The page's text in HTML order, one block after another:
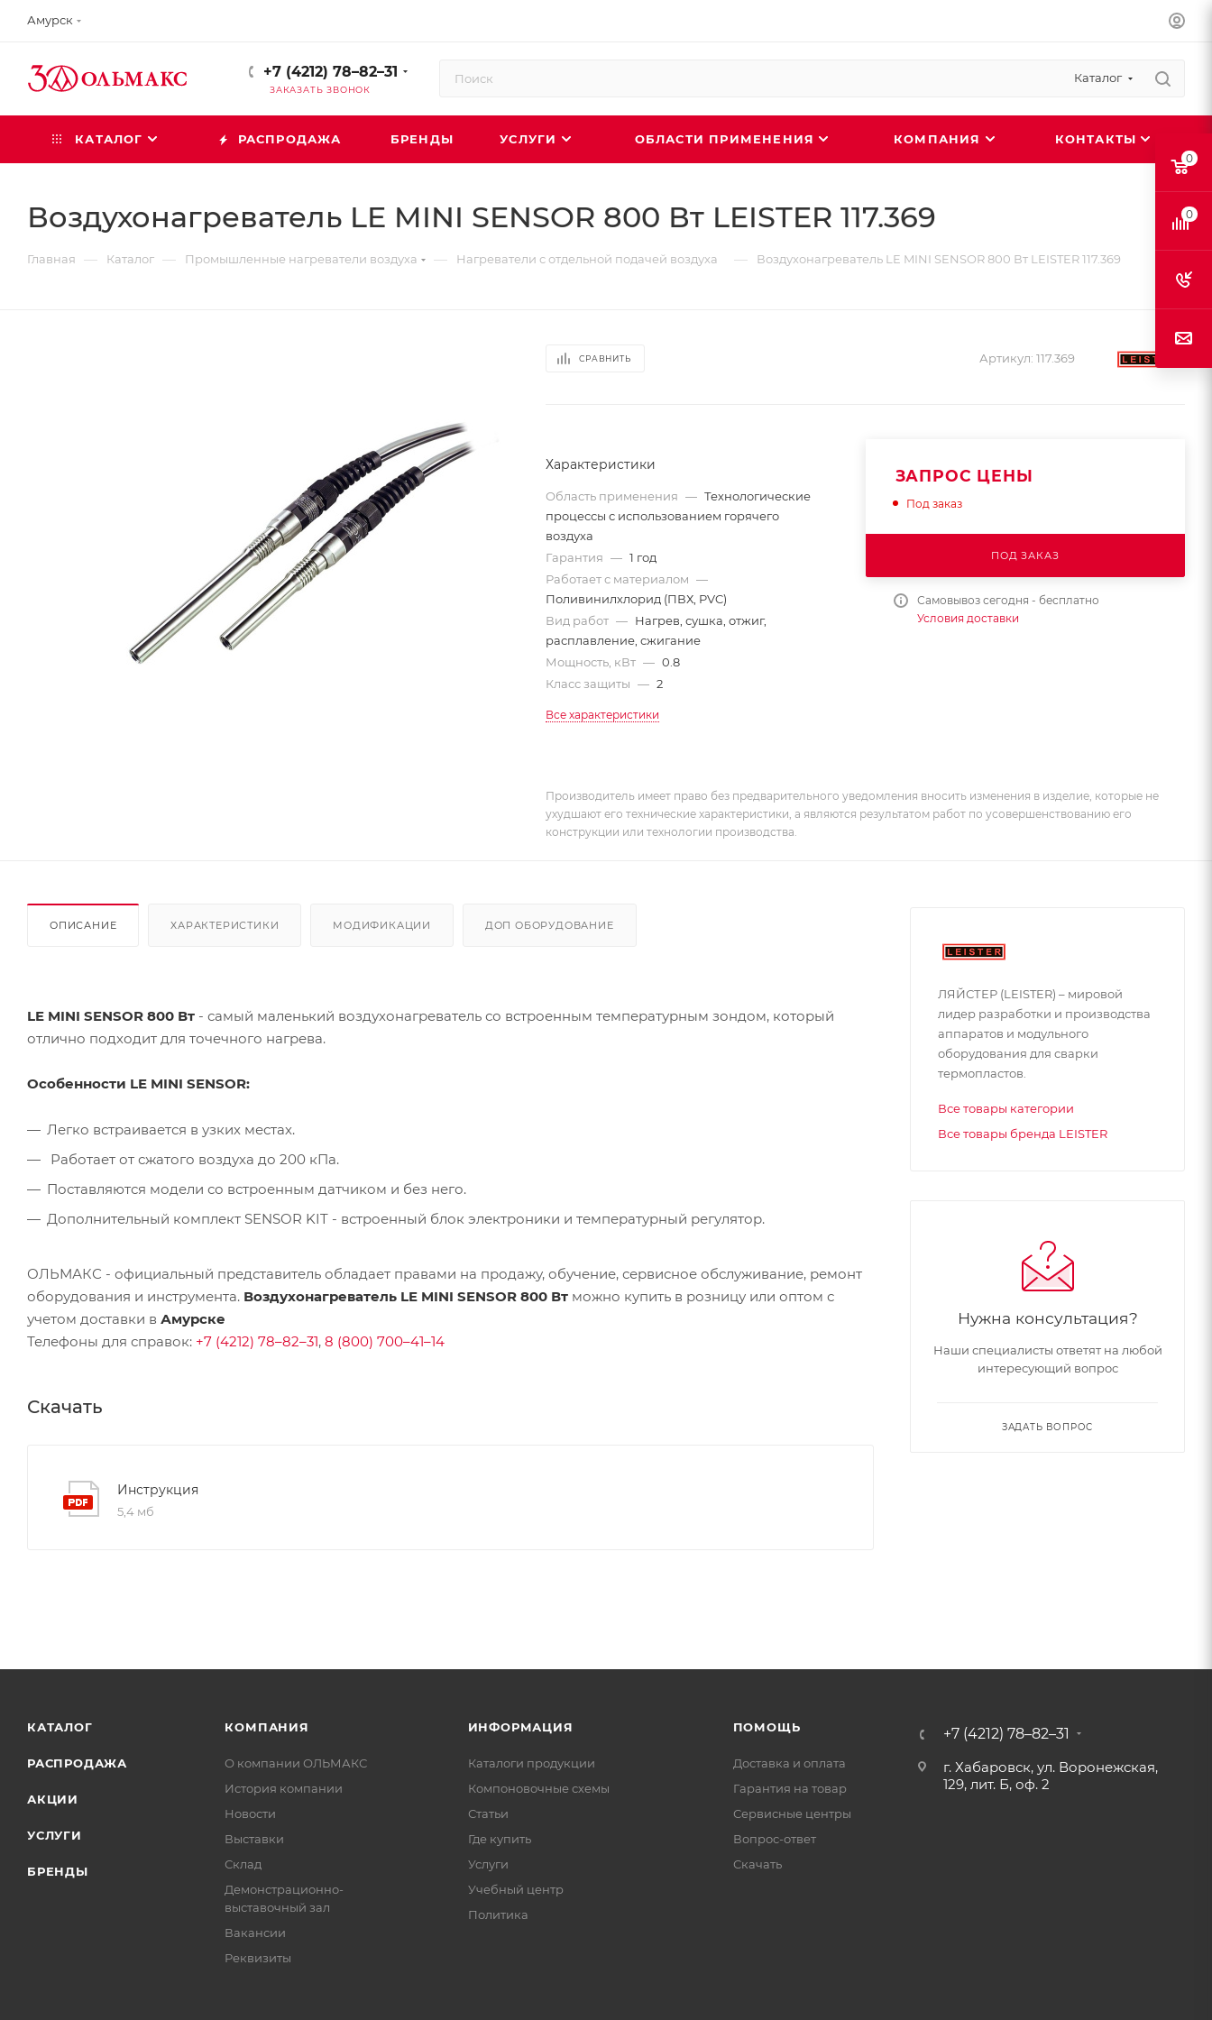
Амурск
+7 (4212) 78–82–31
ЗАКАЗАТЬ ЗВОНОК
Каталог
КАТАЛОГ РАСПРОДАЖА БРЕНДЫ УСЛУГИ ОБЛАСТИ ПРИМЕНЕНИЯ КОМПАНИЯ КОНТАКТЫ
Воздухонагреватель LE MINI SENSOR 800 Вт LEISTER 117.369
Главная — Каталог — Промышленные нагреватели воздуха — Нагреватели с отдельной подачей воздуха — Воздухонагреватель LE MINI SENSOR 800 Вт LEISTER 117.369
СРАВНИТЬ Артикул: 117.369
Характеристики
Область применения — Технологические
процессы с использованием горячего
воздуха
Гарантия — 1 год
Работает с материалом —
Поливинилхлорид (ПВХ, PVC)
Вид работ — Нагрев, сушка, отжиг,
расплавление, сжигание
Мощность, кВт — 0.8
Класс защиты — 2
Все характеристики
ЗАПРОС ЦЕНЫ
Под заказ
ПОД ЗАКАЗ
Самовывоз сегодня - бесплатно
Условия доставки
Производитель имеет право без предварительного уведомления вносить изменения в изделие, которые не
ухудшают его технические характеристики, а являются результатом работ по усовершенствованию его
конструкции или технологии производства.
ОПИСАНИЕ ХАРАКТЕРИСТИКИ МОДИФИКАЦИИ ДОП ОБОРУДОВАНИЕ
LE MINI SENSOR 800 Вт - самый маленький воздухонагреватель со встроенным температурным зондом, который
отлично подходит для точечного нагрева.
Особенности LE MINI SENSOR:
Легко встраивается в узких местах.
Работает от сжатого воздуха до 200 кПа.
Поставляются модели со встроенным датчиком и без него.
Дополнительный комплект SENSOR KIT - встроенный блок электроники и температурный регулятор.
ОЛЬМАКС - официальный представитель обладает правами на продажу, обучение, сервисное обслуживание, ремонт
оборудования и инструмента. Воздухонагреватель LE MINI SENSOR 800 Вт можно купить в розницу или оптом с
учетом доставки в Амурске
Телефоны для справок: +7 (4212) 78–82–31, 8 (800) 700–41–14
Скачать
Инструкция
5,4 мб
ЛЯЙСТЕР (LEISTER) – мировой
лидер разработки и производства
аппаратов и модульного
оборудования для сварки
термопластов.
Все товары категории
Все товары бренда LEISTER
Нужна консультация?
Наши специалисты ответят на любой
интересующий вопрос
ЗАДАТЬ ВОПРОС
КАТАЛОГ
РАСПРОДАЖА
АКЦИИ
УСЛУГИ
БРЕНДЫ
КОМПАНИЯ
О компании ОЛЬМАКС
История компании
Новости
Выставки
Склад
Демонстрационно-
выставочный зал
Вакансии
Реквизиты
ИНФОРМАЦИЯ
Каталоги продукции
Компоновочные схемы
Статьи
Где купить
Услуги
Учебный центр
Политика
ПОМОЩЬ
Доставка и оплата
Гарантия на товар
Сервисные центры
Вопрос-ответ
Скачать
+7 (4212) 78–82–31
г. Хабаровск, ул. Воронежская,
129, лит. Б, оф. 2
0
0